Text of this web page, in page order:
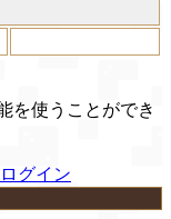
を使うことができ
グイン